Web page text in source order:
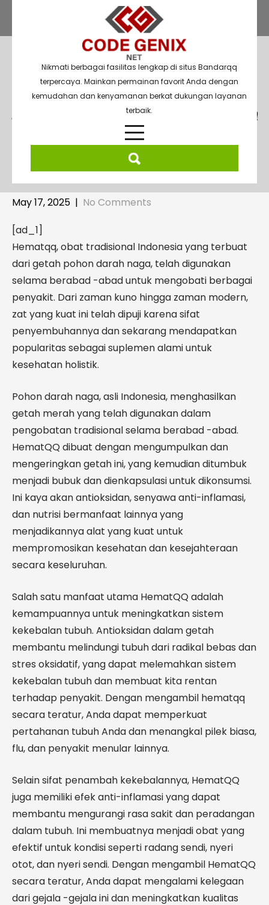
content
Nikmati berbagai fasilitas lengkap di situs Bandarqq
terpercaya. Mainkan permainan favorit Anda dengan
kemudahan dan kenyamanan berkat dukungan layanan
terbaik.
Dari obat kuno hingga suplemen
modern: Peran Hematqq dalam
Kesehatan Holistik
May 17, 2025 | No Comments
[ad_1]
Hematqq, obat tradisional Indonesia yang terbuat
dari getah pohon darah naga, telah digunakan
selama berabad -abad untuk mengobati berbagai
penyakit. Dari zaman kuno hingga zaman modern,
zat yang kuat ini telah dipuji karena sifat
penyembuhannya dan sekarang mendapatkan
popularitas sebagai suplemen alami untuk
kesehatan holistik.
Pohon darah naga, asli Indonesia, menghasilkan
getah merah yang telah digunakan dalam
pengobatan tradisional selama berabad -abad.
HematQQ dibuat dengan mengumpulkan dan
mengeringkan getah ini, yang kemudian ditumbuk
menjadi bubuk dan dienkapsulasi untuk dikonsumsi.
Ini kaya akan antioksidan, senyawa anti-inflamasi,
dan nutrisi bermanfaat lainnya yang
menjadikannya alat yang kuat untuk
mempromosikan kesehatan dan kesejahteraan
secara keseluruhan.
Salah satu manfaat utama HematQQ adalah
kemampuannya untuk meningkatkan sistem
kekebalan tubuh. Antioksidan dalam getah
membantu melindungi tubuh dari radikal bebas dan
stres oksidatif, yang dapat melemahkan sistem
kekebalan tubuh dan membuat kita rentan
terhadap penyakit. Dengan mengambil hematqq
secara teratur, Anda dapat memperkuat
pertahanan tubuh Anda dan menangkal pilek biasa,
flu, dan penyakit menular lainnya.
Selain sifat penambah kekebalannya, HematQQ
juga memiliki efek anti-inflamasi yang dapat
membantu mengurangi rasa sakit dan peradangan
dalam tubuh. Ini membuatnya menjadi obat yang
efektif untuk kondisi seperti radang sendi, nyeri
otot, dan nyeri sendi. Dengan mengambil HematQQ
secara teratur, Anda dapat mengalami kelegaan
dari gejala -gejala ini dan meningkatkan kualitas